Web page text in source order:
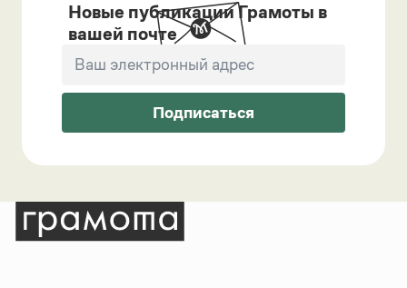
Новые публикации Грамоты в
вашей почте
Подписаться